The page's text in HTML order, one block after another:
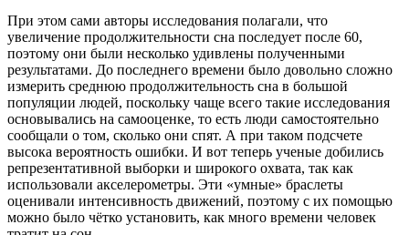
При этом сами авторы исследования полагали, что
увеличение продолжительности сна последует после 60,
поэтому они были несколько удивлены полученными
результатами. До последнего времени было довольно сложно
измерить среднюю продолжительность сна в большой
популяции людей, поскольку чаще всего такие исследования
основывались на самооценке, то есть люди самостоятельно
сообщали о том, сколько они спят. А при таком подсчете
высока вероятность ошибки. И вот теперь ученые добились
репрезентативной выборки и широкого охвата, так как
использовали акселерометры. Эти «умные» браслеты
оценивали интенсивность движений, поэтому с их помощью
можно было чётко установить, как много времени человек